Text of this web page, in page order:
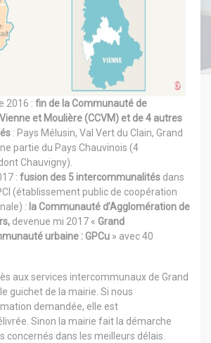
2016 : fin de la Communauté de
et Moulière (CCVM) et de 4 autres
: Pays Mélusin, Val Vert du Clain, Grand
partie du Pays Chauvinois (4
Chauvigny).
: fusion des 5 intercommunalités dans
(établissement public de coopération
: la Communauté d’Agglomération de
devenue mi 2017 « Grand
urbaine : GPCu » avec 40
aux services intercommunaux de Grand
guichet de la mairie. Si nous
demandée, elle est
Sinon la mairie fait la démarche
concernés dans les meilleurs délais.